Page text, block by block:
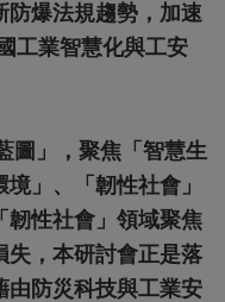
防爆法規趨勢，加速
工業智慧化與工安
圖」，聚焦「智慧生
」、「韌性社會」
韌性社會」領域聚焦
失，本研討會正是落
由防災科技與工業安